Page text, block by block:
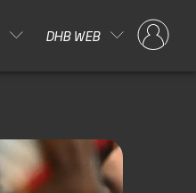
DHB WEB